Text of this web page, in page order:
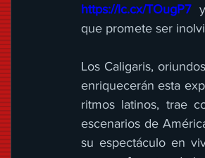
https://lc.cx/TOugP7
que promete ser
Los Caligaris,
enriquecerán esta
ritmos latinos, trae
escenarios de
su espectáculo en